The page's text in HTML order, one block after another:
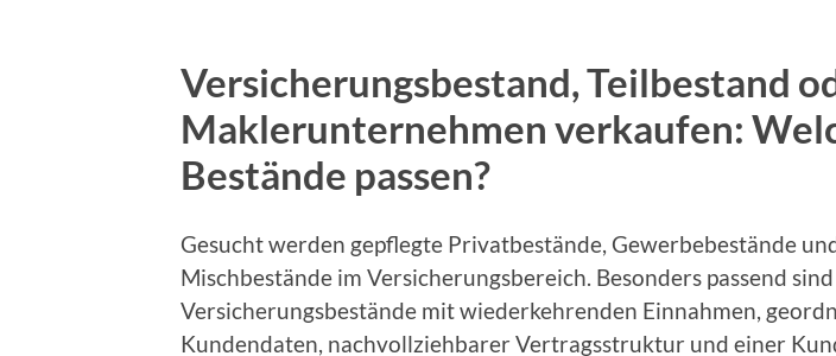
Versicherungsbestand, Teilbestand
Maklerunternehmen verkaufen:
Bestände passen?
Gesucht werden gepflegte Privatbestände, Gewerbebestände
Mischbestände im Versicherungsbereich. Besonders passend sind
Versicherungsbestände mit wiederkehrenden Einnahmen,
Kundendaten, nachvollziehbarer Vertragsstruktur und einer